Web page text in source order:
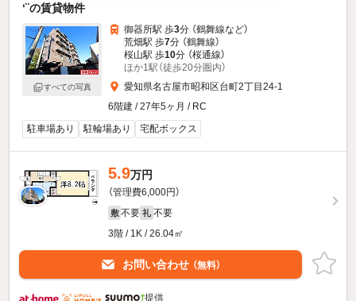
‘¨の賃貸物件
すべての写真
御器所駅 歩3分 （鶴舞線など）
荒畑駅 歩7分 （鶴舞線）
桜山駅 歩10分 （桜通線）
ほか1駅（徒歩20分圏内）
愛知県名古屋市昭和区台町2丁目24-1
6階建 / 27年5ヶ月 / RC
駐車場あり
駐輪場あり 宅配ボックス
5.9万円
（管理費6,000円）
敷 不要 礼 不要
3階 / 1K / 26.04㎡
お問い合わせ （無料）
提供